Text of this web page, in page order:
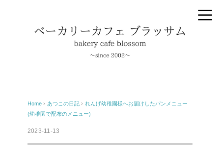
Home › あつこの日記 › れんげ幼稚園様へお届けしたパンメニュー
(幼稚園で配布のメニュー)
2023-11-13